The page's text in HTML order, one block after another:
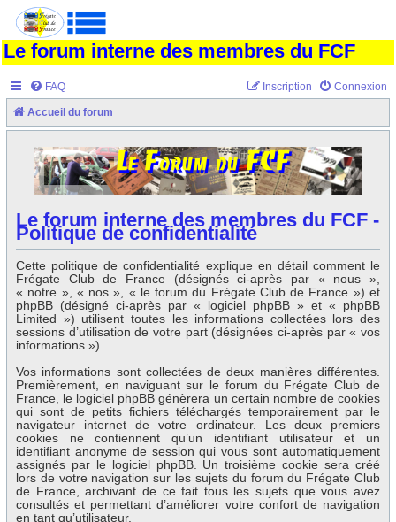
Le forum interne des membres du FCF
FAQ Connexion
Inscription
Accueil du forum
Le forum interne des membres du FCF -
Politique de confidentialité
Cette politique de confidentialité explique en détail comment le
Frégate Club de France (désignés ci-après par « nous »,
« notre », « nos », « le forum du Frégate Club de France ») et
phpBB (désigné ci-après par « logiciel phpBB » et « phpBB
Limited ») utilisent toutes les informations collectées lors des
sessions d’utilisation de votre part (désignées ci-après par « vos
informations »).
Vos informations sont collectées de deux manières différentes.
Premièrement, en naviguant sur le forum du Frégate Club de
France, le logiciel phpBB génèrera un certain nombre de cookies
qui sont de petits fichiers téléchargés temporairement par le
navigateur internet de votre ordinateur. Les deux premiers
cookies ne contiennent qu’un identifiant utilisateur et un
identifiant anonyme de session qui vous sont automatiquement
assignés par le logiciel phpBB. Un troisième cookie sera créé
lors de votre navigation sur les sujets du forum du Frégate Club
de France, archivant de ce fait tous les sujets que vous avez
consultés et permettant d’améliorer votre confort de navigation
en tant qu’utilisateur.